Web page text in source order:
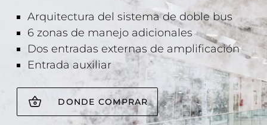
Arquitectura del sistema de doble bus
6 zonas de manejo adicionales
Dos entradas externas de amplificación
Entrada auxiliar
DONDE COMPRAR